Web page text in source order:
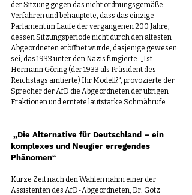
der Sitzung gegen das nicht ordnungsgemäße
Verfahren und behauptete, dass das einzige
Parlament im Laufe der vergangenen 200 Jahre,
dessen Sitzungsperiode nicht durch den ältesten
Abgeordneten eröffnet wurde, dasjenige gewesen
sei, das 1933 unter den Nazis fungierte. „Ist
Hermann Göring (der 1933 als Präsident des
Reichstags amtierte) Ihr Modell?“, provozierte der
Sprecher der AfD die Abgeordneten der übrigen
Fraktionen und erntete lautstarke Schmährufe.
„Die Alternative für Deutschland – ein
komplexes und Neugier erregendes
Phänomen“
Kurze Zeit nach den Wahlen nahm einer der
Assistenten des AfD-Abgeordneten, Dr. Götz